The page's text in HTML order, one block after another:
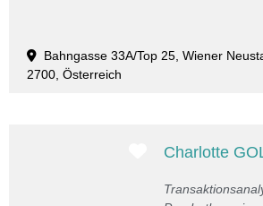
Bahngasse 33A/Top 25, Wiener
2700, Österreich
Favorit
Charlotte